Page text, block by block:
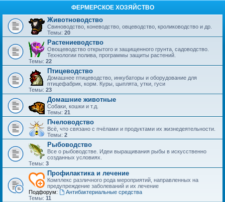
ФЕРМЕРСКОЕ ХОЗЯЙСТВО
Животноводство
Свиноводство, коневодство, овцеводство, кролиководство и др.
Темы: 20
Растениеводство
Овощеводство открытого и защищенного грунта, садоводство.
Технологии полива, программы защиты растений.
Темы: 22
Птицеводство
Домашнее птицеводство, инкубаторы и оборудование для
птицефабрик, корм. Куры, цыплята, утки, гуси
Темы: 23
Домашние животные
Собаки, кошки и т.д.
Темы: 21
Пчеловодство
Всё, что связано с пчёлами и продуктами их жизнедеятельности.
Темы: 2
Рыбоводство
Все о рыбоводстве. Идеи выращивания рыбы в искусственно
созданных условиях.
Темы: 3
Профилактика и лечение
Комплекс различного рода мероприятий, направленных на
предупреждение заболеваний и их лечение
Подфорум:
Антибактериальные средства
Темы: 11